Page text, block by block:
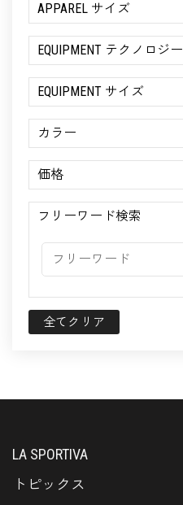
APPAREL サイズ
EQUIPMENT テクノロジー
EQUIPMENT サイズ
カラー
価格
フリーワード検索
全てクリア
LA SPORTIVA
トピックス